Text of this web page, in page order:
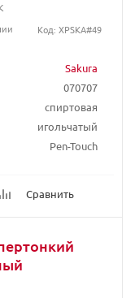
Sakura
070707
спиртовая
игольчатый
Pen-Touch
Сравнить
Код: XPSKA#49